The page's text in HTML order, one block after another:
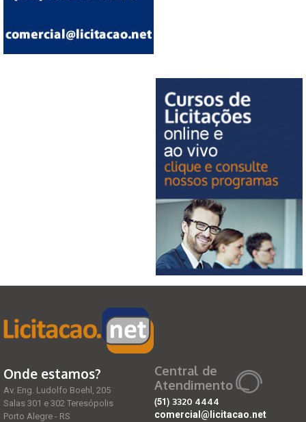
Onde estamos?
Av. Eng. Ludolfo Boehl, 205
Salas 301 e 302 Teresópolis
Porto Alegre - RS
Central de
Atendimento
(51) 3320 4444
comercial@licitacao.net